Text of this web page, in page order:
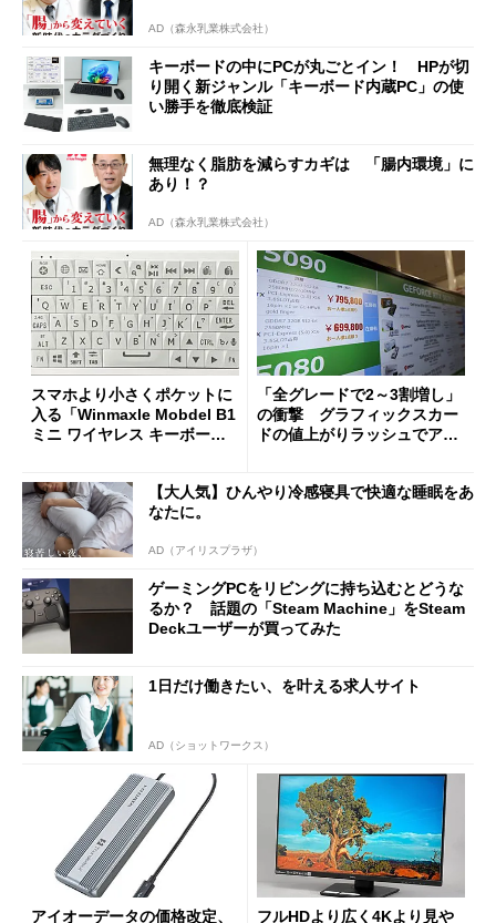
AD（森永乳業株式会社）
キーボードの中にPCが丸ごとイン！ HPが切
り開く新ジャンル「キーボード内蔵PC」の使
い勝手を徹底検証
無理なく脂肪を減らすカギは 「腸内環境」に
あり！？
AD（森永乳業株式会社）
スマホより小さくポケットに
入る「Winmaxle Mobdel B1
ミニ ワイヤレス キーボー
「全グレードで2～3割増し」
の衝撃 グラフィックスカー
ドの値上がりラッシュでアキ
【大人気】ひんやり冷感寝具で快適な睡眠をあ
なたに。
AD（アイリスプラザ）
ゲーミングPCをリビングに持ち込むとどうな
るか？ 話題の「Steam Machine」をSteam
Deckユーザーが買ってみた
1日だけ働きたい、を叶える求人サイト
AD（ショットワークス）
アイオーデータの価格改定、 フルHDより広く4Kより見や